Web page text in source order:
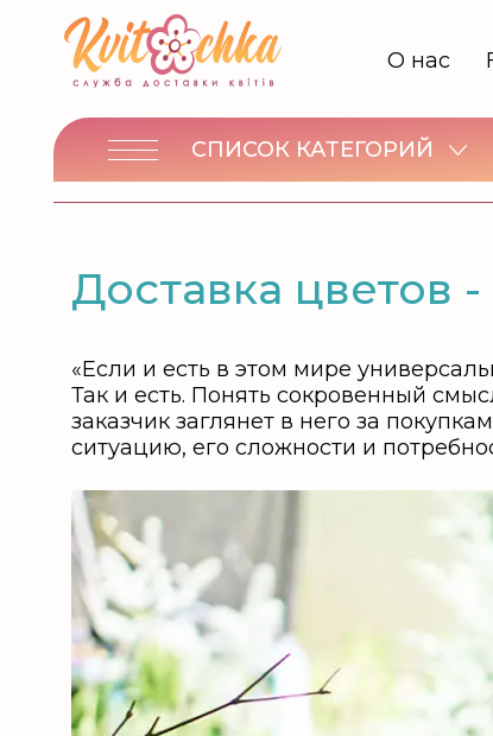
О нас
СПИСОК КАТЕГОРИЙ
Доставка цветов
«Если и есть в этом мире
Так и есть. Понять сокровенный
заказчик заглянет в него за
ситуацию, его сложности и